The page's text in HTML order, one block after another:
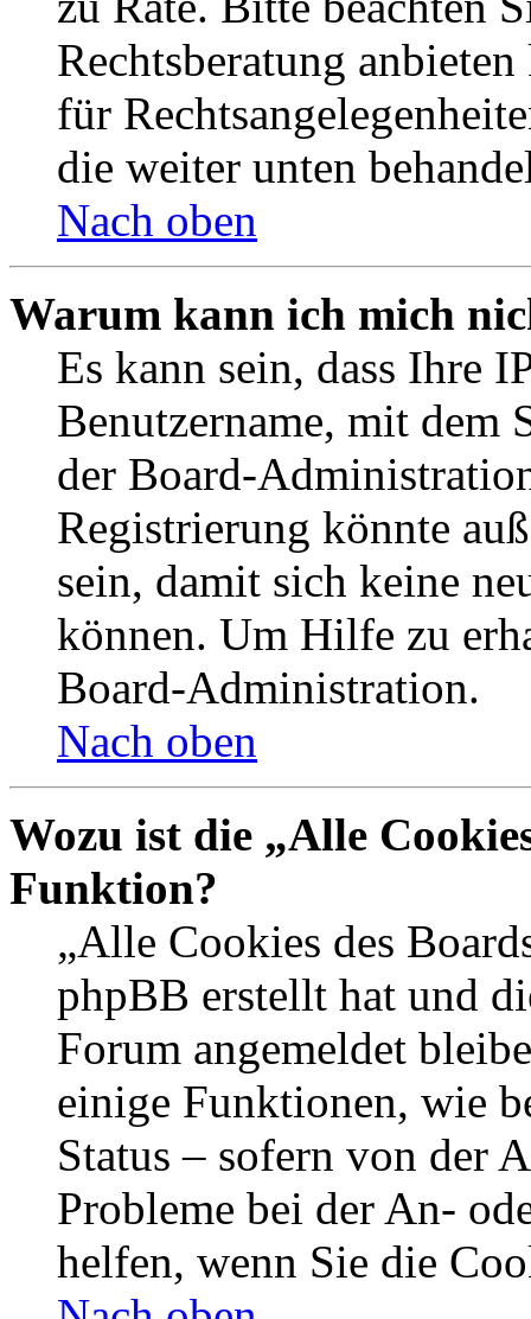
Rechtsberatung
für
die weiter unten
Nach oben
Warum kann ich mich
Es kann sein, dass Ihre
Benutzername, mit dem
der Board-
Registrierung könnte
sein, damit sich keine
können. Um Hilfe zu
Board-Administration.
Nach oben
Wozu ist die „Alle
Funktion?
„Alle Cookies des
phpBB erstellt hat und
Forum angemeldet
einige Funktionen, wie
Status – sofern von der
Probleme bei der An-
helfen, wenn Sie die